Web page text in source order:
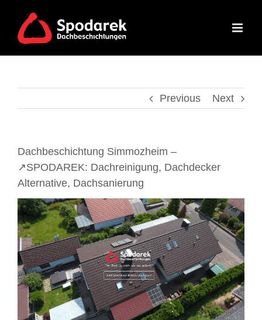
content
Previous Next
Dachbeschichtung Simmozheim –
↗️SPODAREK: Dachreinigung, Dachdecker
Alternative, Dachsanierung